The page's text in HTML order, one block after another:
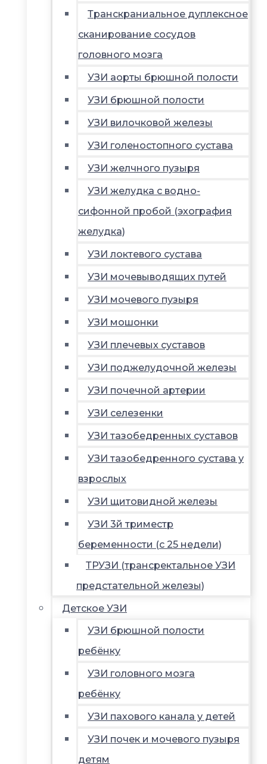
Транскраниальное дуплексное
сканирование сосудов
головного мозга
УЗИ аорты брюшной полости
УЗИ брюшной полости
УЗИ вилочковой железы
УЗИ голеностопного сустава
УЗИ желчного пузыря
УЗИ желудка с водно-
сифонной пробой (эхография
желудка)
УЗИ локтевого сустава
УЗИ мочевыводящих путей
УЗИ мочевого пузыря
УЗИ мошонки
УЗИ плечевых суставов
УЗИ поджелудочной железы
УЗИ почечной артерии
УЗИ селезенки
УЗИ тазобедренных суставов
УЗИ тазобедренного сустава у
взрослых
УЗИ щитовидной железы
УЗИ 3й триместр
беременности (с 25 недели)
ТРУЗИ (трансректальное УЗИ
предстательной железы)
Детское УЗИ
УЗИ брюшной полости
ребёнку
УЗИ головного мозга
ребёнку
УЗИ пахового канала у детей
УЗИ почек и мочевого пузыря
детям